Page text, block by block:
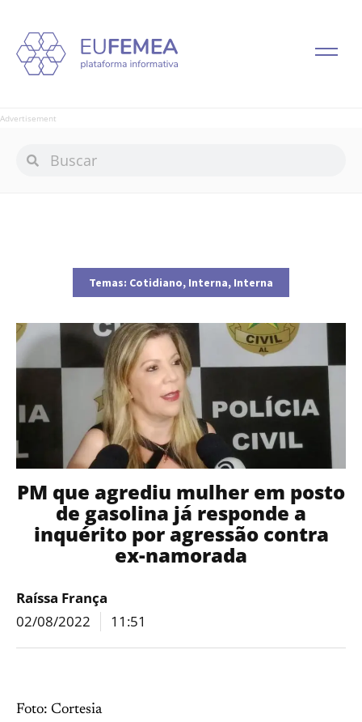
Advertisement
Temas: Cotidiano, Interna, Interna
PM que agrediu mulher em posto
de gasolina já responde a
inquérito por agressão contra
ex-namorada
Raíssa França
02/08/2022
11:51
Foto: Cortesia